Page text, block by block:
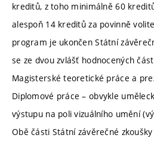
kreditů, z toho minimálně 60
alespoň 14 kreditů za povinně
program je ukončen Státní
se ze dvou zvlášť hodnocených
Magisterské teoretické práce a
Diplomové práce – obvykle
výstupu na poli vizuálního umění
Obě části Státní závěrečné